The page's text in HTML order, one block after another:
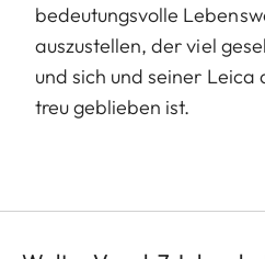
bedeutungsvolle
auszustellen, der viel
und sich und seiner
treu geblieben ist.